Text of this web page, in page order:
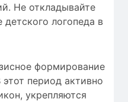
Не откладывайте
логопеда в
формирование
период активно
укрепляются